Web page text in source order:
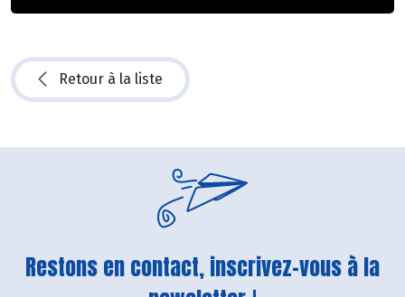
Retour à la liste
Restons en contact, inscrivez-vous à la